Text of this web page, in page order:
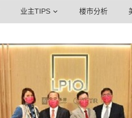
业主TIPS 楼市分析